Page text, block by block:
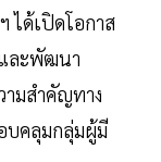
ได้เปิดโอกาส
ละพัฒนา
ามสำคัญทาง
บคลุมกลุ่มผู้มี